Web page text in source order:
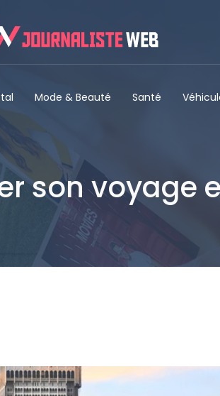
Mode & Beauté Santé
son voyage